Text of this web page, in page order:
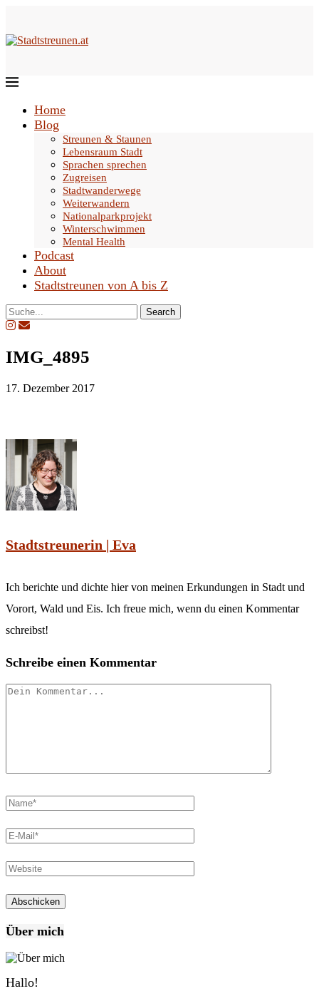
Home
Blog
Streunen & Staunen
Lebensraum Stadt
Sprachen sprechen
Zugreisen
Stadtwanderwege
Weiterwandern
Nationalparkprojekt
Winterschwimmen
Mental Health
Podcast
About
Stadtstreunen von A bis Z
Search
IMG_4895
17. Dezember 2017
Stadtstreunerin | Eva
Ich berichte und dichte hier von meinen Erkundungen in Stadt und
Vorort, Wald und Eis. Ich freue mich, wenn du einen Kommentar
schreibst!
Schreibe einen Kommentar
Über mich
Hallo!